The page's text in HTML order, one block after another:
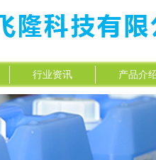
行业资讯 产品介